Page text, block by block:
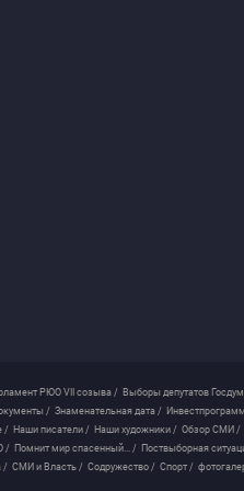
РЮО VII созыва / Выборы депутатов
/ Знаменательная дата /
/ Наши писатели / Наши художники / Обзор СМИ /
/ Помнит мир спасенный... / Поствыборная
/ СМИ и Власть / Содружество / Спорт /